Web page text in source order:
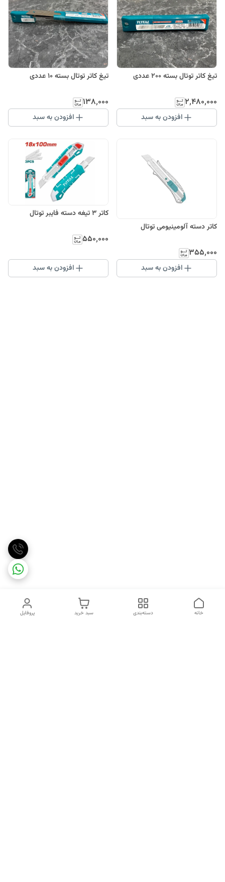
تیغ کاتر توتال بسته 200 عددی
۲٬۴۸۰٬۰۰۰
افزودن به سبد
تیغ کاتر توتال بسته 10 عددی
۱۳۸٬۰۰۰
افزودن به سبد
کاتر دسته آلومینیومی توتال
۳۵۵٬۰۰۰
افزودن به سبد
کاتر 3 تیغه دسته فایبر توتال
۵۵۰٬۰۰۰
افزودن به سبد
پروفایل سبد خرید دسته‌بندی خانه